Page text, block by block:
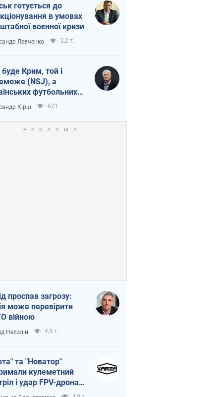
готується до
в умовах
воєнної кризи
Левченко 2,2 т.
Крим, той і
(NSJ), а
футбольних
можуть
вбивцями
Кірш 621
проспав загрозу:
може перевірити
війною
Невзлін 4,9 т.
та "Новатор"
кулеметний
і удар FPV-дрона,
життя